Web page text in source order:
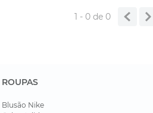
1 - 0de 0
ROUPAS
Blusão Nike